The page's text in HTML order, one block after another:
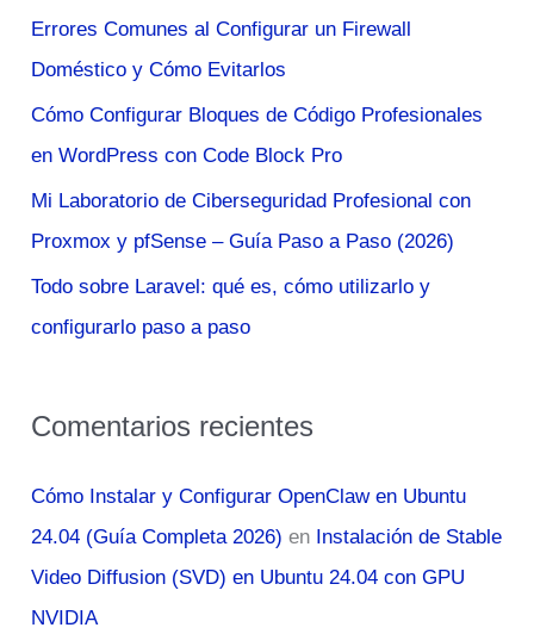
p
o
r
:
Errores Comunes al Configurar un Firewall
Doméstico y Cómo Evitarlos
Cómo Configurar Bloques de Código Profesionales
en WordPress con Code Block Pro
Mi Laboratorio de Ciberseguridad Profesional con
Proxmox y pfSense – Guía Paso a Paso (2026)
Todo sobre Laravel: qué es, cómo utilizarlo y
configurarlo paso a paso
Comentarios recientes
Cómo Instalar y Configurar OpenClaw en Ubuntu
24.04 (Guía Completa 2026) en Instalación de Stable
Video Diffusion (SVD) en Ubuntu 24.04 con GPU
NVIDIA